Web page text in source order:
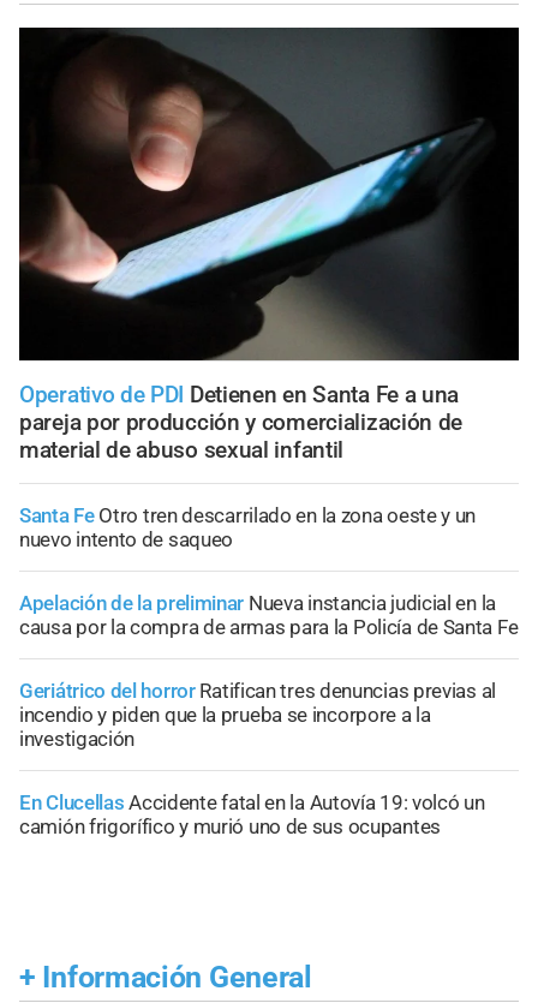
Operativo de PDI Detienen en Santa Fe a una
pareja por producción y comercialización de
material de abuso sexual infantil
Santa Fe Otro tren descarrilado en la zona oeste y un
nuevo intento de saqueo
Apelación de la preliminar Nueva instancia judicial en la
causa por la compra de armas para la Policía de Santa Fe
Geriátrico del horror Ratifican tres denuncias previas al
incendio y piden que la prueba se incorpore a la
investigación
En Clucellas Accidente fatal en la Autovía 19: volcó un
camión frigorífico y murió uno de sus ocupantes
+ Información General